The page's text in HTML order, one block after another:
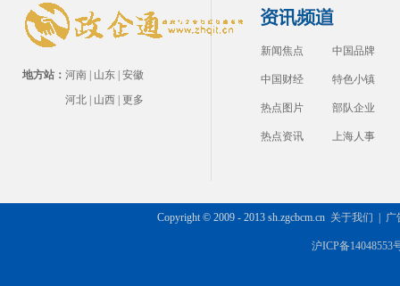
地方站： 河南 | 山东 | 安徽
河北 | 山西 | 更多
新闻焦点 中国品牌
中国财经 特色小镇
热点图片 部队企业
热点资讯 上海人事
Copyright © 2009 - 2013 sh.zgcbcm.cn 关于我们 | 广
沪ICP备14048553